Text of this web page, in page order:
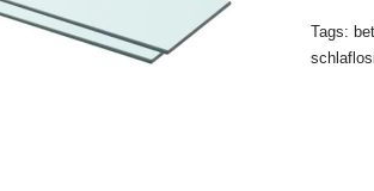
Tags: